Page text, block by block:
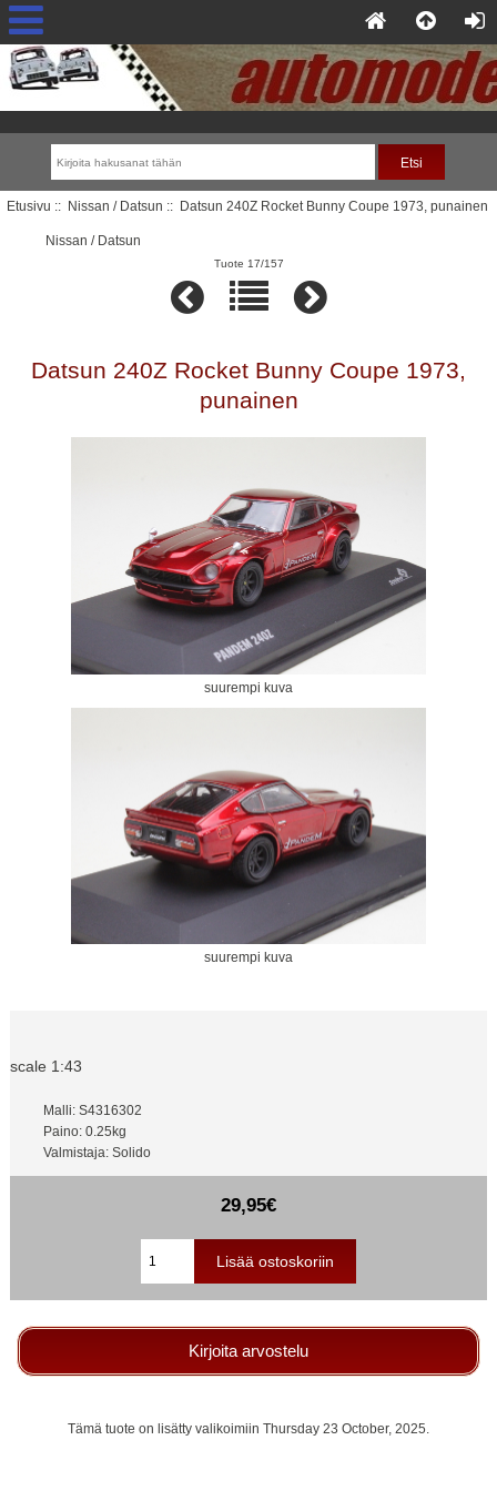
Etusivu :: Nissan / Datsun :: Datsun 240Z Rocket Bunny Coupe 1973, punainen
Nissan / Datsun
Tuote 17/157
Datsun 240Z Rocket Bunny Coupe 1973,
punainen
suurempi kuva
suurempi kuva
scale 1:43
Malli: S4316302
Paino: 0.25kg
Valmistaja: Solido
29,95€
Kirjoita arvostelu
Tämä tuote on lisätty valikoimiin Thursday 23 October, 2025.